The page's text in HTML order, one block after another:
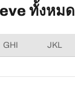
ทั้งหมด
GHI JKL